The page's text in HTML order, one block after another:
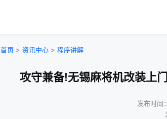
首页 > 资讯中心 > 程序讲解
攻守兼备!无锡麻将机改装上
发布时间